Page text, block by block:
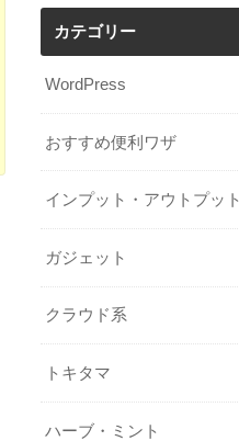
カテゴリー
WordPress
おすすめ便利ワザ
インプット・アウトプット
ガジェット
クラウド系
トキタマ
ハーブ・ミント